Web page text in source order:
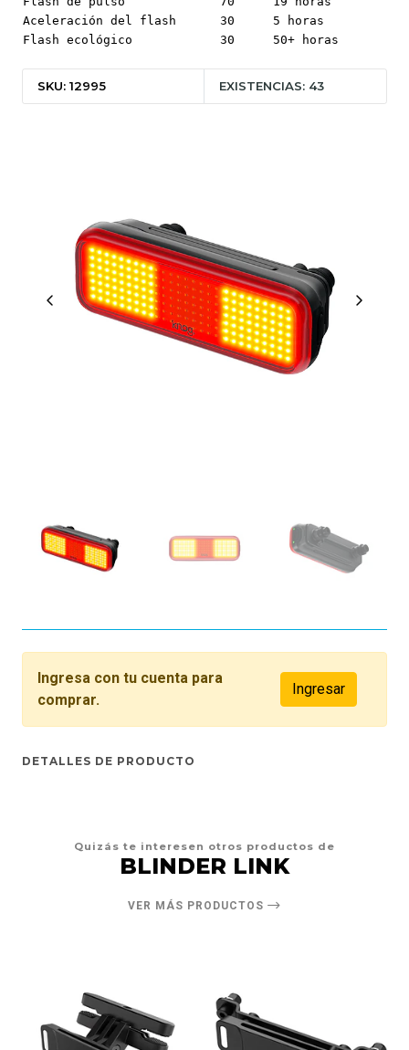
Aceleración del flash
30
5 horas
Flash ecológico
30 50+ horas
SKU: 12995 EXISTENCIAS: 43
Ingresa con tu cuenta para
comprar.
Ingresar
DETALLES DE PRODUCTO
Quizás te interesen otros productos de
BLINDER LINK
VER MÁS PRODUCTOS